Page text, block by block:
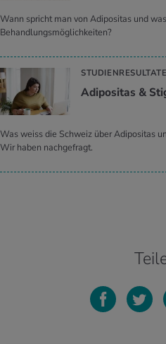
Wann spricht man von Adipositas und
Behandlungsmöglichkeiten?
STUDIENRESULTATE
Adi­po­si­tas &
Was weiss die Schweiz über Adipositas
Wir haben nachgefragt.